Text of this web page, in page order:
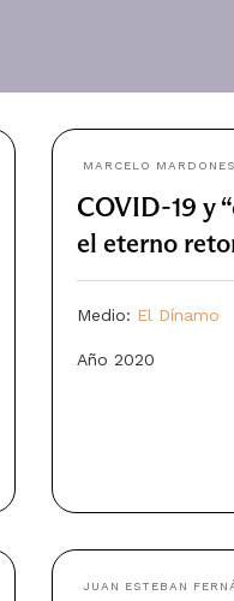
MARCELO MARDONES
COVID-19 y
el eterno
Medio: El Dínamo
Año 2020
JUAN ESTEBAN